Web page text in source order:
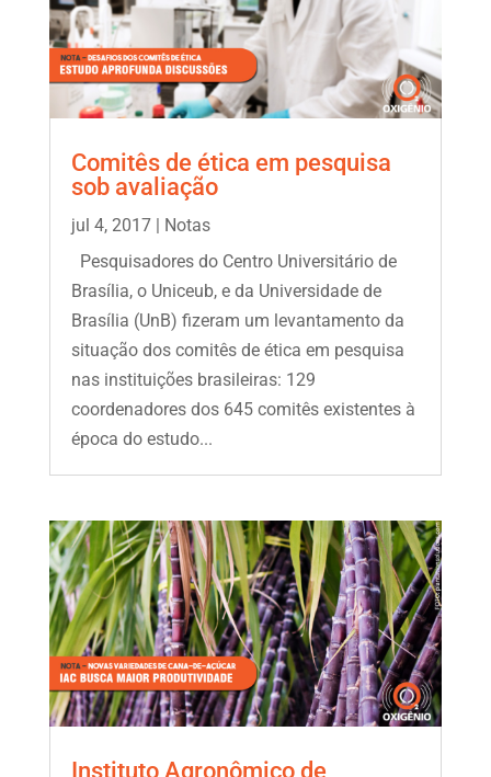
Comitês de ética em pesquisa
sob avaliação
jul 4, 2017| Notas
Pesquisadores do Centro Universitário de
Brasília, o Uniceub, e da Universidade de
Brasília (UnB) fizeram um levantamento da
situação dos comitês de ética em pesquisa
nas instituições brasileiras: 129
coordenadores dos 645 comitês existentes à
época do estudo...
Instituto Agronômico de